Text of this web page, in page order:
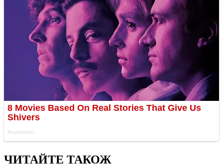
ЧИТАЙТЕ ТАКОЖ